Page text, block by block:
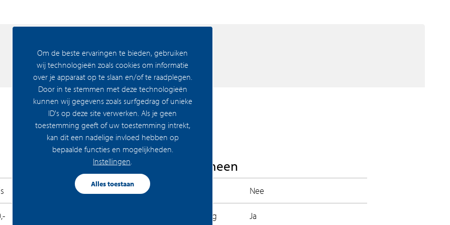
groeien. Zo werd het park het epicentrum
waterpartij, een groen middelpunt voor de
flaneerpark, een voetbalpark of een
park de kinderboerderij, de dierenweide, het
klaar is. Voor de belangrijkste voorzieningen
om de hoek liggen scholen en
voor van alles en nog wat. Ook leuk
Media
Woning Algemeen
Bouwrijp Nee
Permanente bewoning Ja
Om de beste ervaringen te bieden, gebruiken
wij technologieën zoals cookies om informatie
over je apparaat op te slaan en/of te raadplegen.
Door in te stemmen met deze technologieën
kunnen wij gegevens zoals surfgedrag of unieke
ID's op deze site verwerken. Als je geen
toestemming geeft of uw toestemming intrekt,
kan dit een nadelige invloed hebben op
bepaalde functies en mogelijkheden.
Instellingen
Alles toestaan